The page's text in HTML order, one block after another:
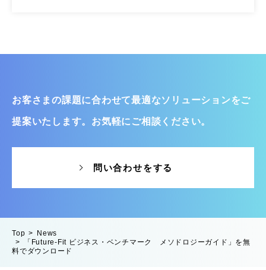
お客さまの課題に合わせて最適なソリューションをご
提案いたします。お気軽にご相談ください。
問い合わせをする
Top
News
「Future-Fit ビジネス・ベンチマーク メソドロジーガイド」を無
料でダウンロード